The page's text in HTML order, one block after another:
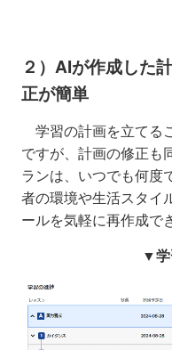
２）AIが作成した
正が簡単
学習の計画を立てる
ですが、計画の修正も
ランは、いつでも何度
者の環境や生活スタイ
ールを気軽に再作成で
▼学